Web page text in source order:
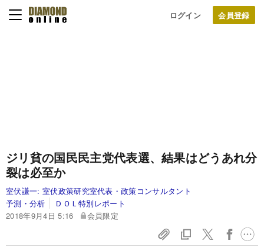
ログイン
ジリ貧の国民民主党代表選、結果はどうあれ分
裂は必至か
室伏謙一: 室伏政策研究室代表・政策コンサルタント
予測・分析
ＤＯＬ特別レポート
2018年9月4日 5:16
会員限定